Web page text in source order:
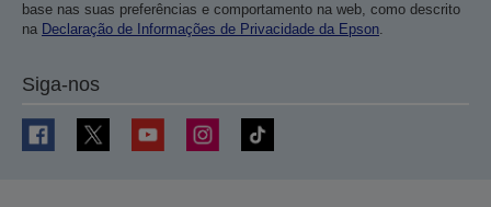
base nas suas preferências e comportamento na web, como descrito
na Declaração de Informações de Privacidade da Epson.
Siga-nos